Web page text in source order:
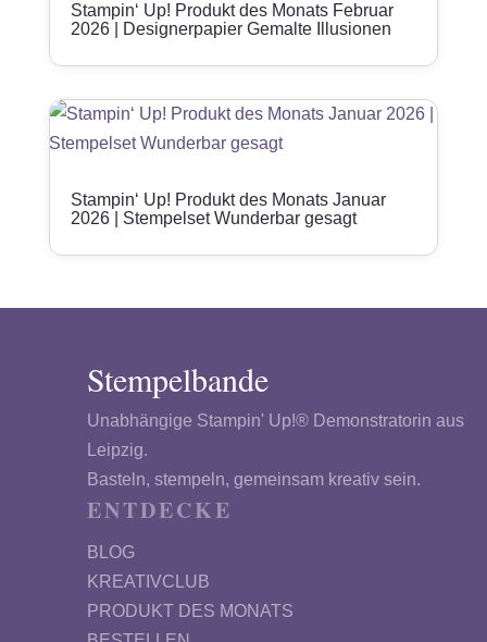
Stampin‘ Up! Produkt des Monats Februar
2026 | Designerpapier Gemalte Illusionen
Stampin‘ Up! Produkt des Monats Januar
2026 | Stempelset Wunderbar gesagt
Stempelbande
Unabhängige Stampin' Up!® Demonstratorin aus
Leipzig.
Basteln, stempeln, gemeinsam kreativ sein.
ENTDECKE
BLOG
KREATIVCLUB
PRODUKT DES MONATS